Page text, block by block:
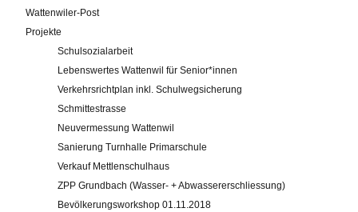
Online-Service
Impressum
Wattenwiler-Post
Projekte
Schulsozialarbeit
Lebenswertes Wattenwil für Senior*innen
Verkehrsrichtplan inkl. Schulwegsicherung
Schmittestrasse
Neuvermessung Wattenwil
Sanierung Turnhalle Primarschule
Verkauf Mettlenschulhaus
ZPP Grundbach (Wasser- + Abwassererschliessung)
Bevölkerungsworkshop 01.11.2018